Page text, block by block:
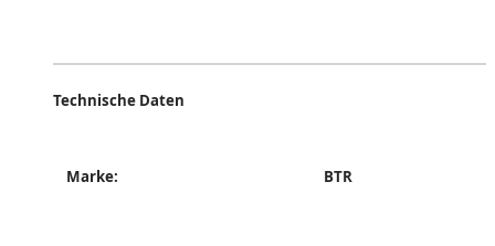
Technische Daten
Marke: BTR